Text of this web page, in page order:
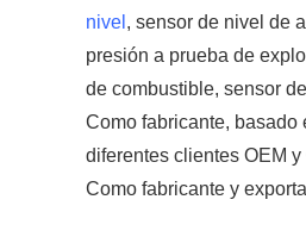
nivel , sensor de nivel de
presión a prueba de
de combustible, sensor
Como fabricante,
diferentes clientes OEM y
Como fabricante y